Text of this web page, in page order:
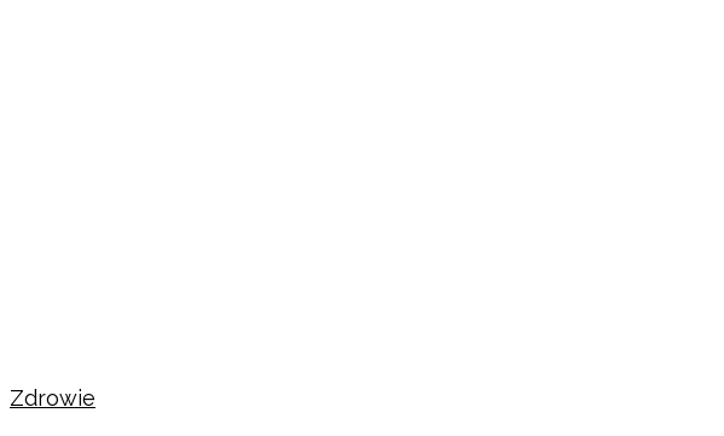
Zdrowie